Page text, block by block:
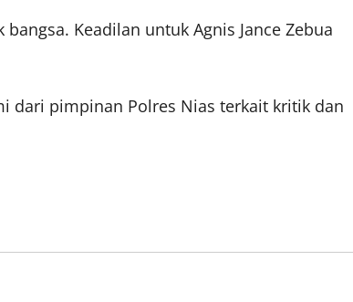
Keadilan untuk Agnis Jance Zebua
dari pimpinan Polres Nias terkait kritik dan